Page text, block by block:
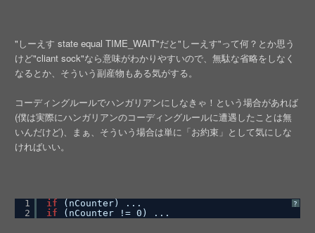
"しーえす state equal TIME_WAIT"だと"しーえす"って何？とか思う
けど"cliant sock"なら意味がわかりやすいので、無駄な省略をしなく
なるとか、そういう副産物もある気がする。
コーディングルールでハンガリアンにしなきゃ！という場合があれば
(僕は実際にハンガリアンのコーディングルールに遭遇したことは無
いんだけど)、まぁ、そういう場合は単に「お約束」として気にしな
ければいい。
?
1
2
if
(nCounter) ...
if
(nCounter != 0) ...